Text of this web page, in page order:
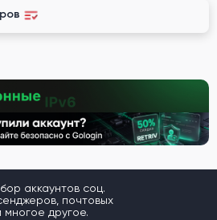
аккаунтов соц.
почтовых
многое другое.